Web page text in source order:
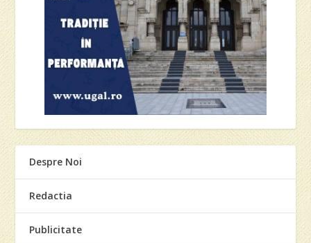
Despre Noi
Redactia
Publicitate